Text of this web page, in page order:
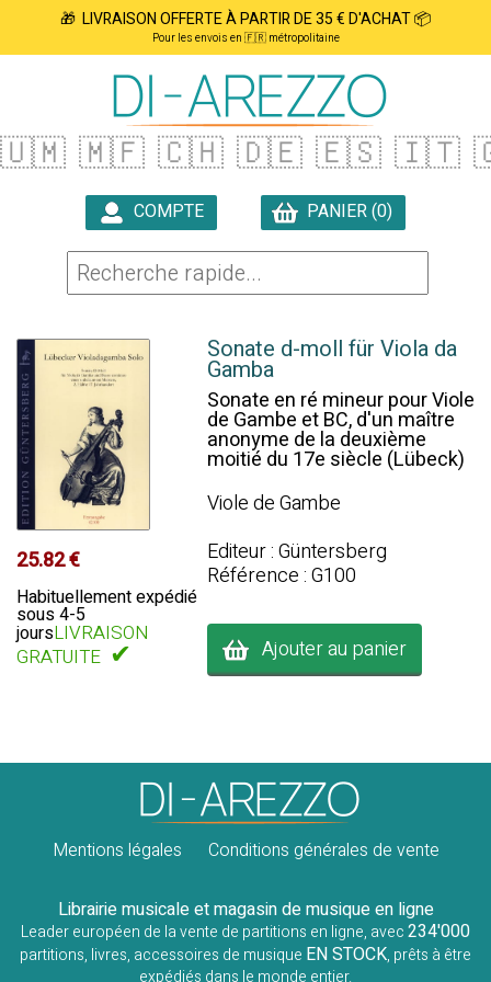
🎁 LIVRAISON OFFERTE À PARTIR DE 35 € D'ACHAT 📦
Pour les envois en 🇫🇷 métropolitaine
🇺🇲 🇲🇫 🇨🇭 🇩🇪 🇪🇸 🇮🇹
COMPTE
PANIER (0)
25.82 €
Habituellement expédié
sous 4-5
joursLIVRAISON
GRATUITE ✔
Sonate d-moll für Viola da
Gamba
Sonate en ré mineur pour Viole
de Gambe et BC, d'un maître
anonyme de la deuxième
moitié du 17e siècle (Lübeck)
Viole de Gambe
Editeur : Güntersberg
Référence : G100
Ajouter au panier
Mentions légales Conditions générales de vente
Librairie musicale et magasin de musique en ligne
Leader européen de la vente de partitions en ligne, avec234'000
partitions, livres, accessoires de musique EN STOCK, prêts à être
expédiés dans le monde entier.